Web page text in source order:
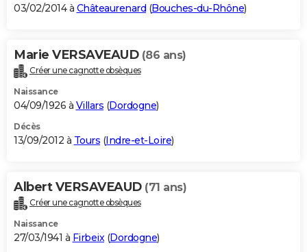
03/02/2014 à Châteaurenard (Bouches-du-Rhône)
Marie VERSAVEAUD (86 ans)
Créer une cagnotte obsèques
Naissance
04/09/1926 à Villars (Dordogne)
Décès
13/09/2012 à Tours (Indre-et-Loire)
Albert VERSAVEAUD (71 ans)
Créer une cagnotte obsèques
Naissance
27/03/1941 à Firbeix(Dordogne)